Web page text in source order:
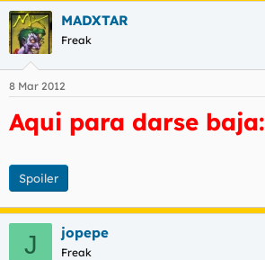
MADXTAR
Freak
8 Mar 2012
Aqui para darse baja:
Spoiler
J jopepe
Freak